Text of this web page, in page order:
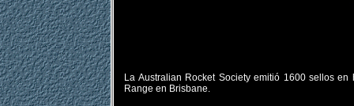
La Australian Rocket Society emitió 1600 sellos
Range en Brisbane.